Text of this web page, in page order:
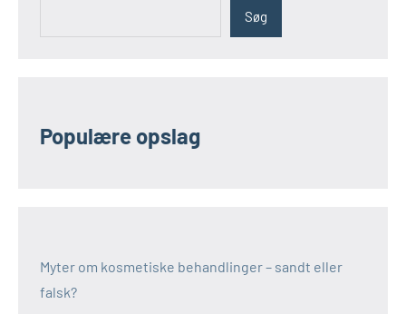
Søg
Populære opslag
Myter om kosmetiske behandlinger – sandt eller
falsk?